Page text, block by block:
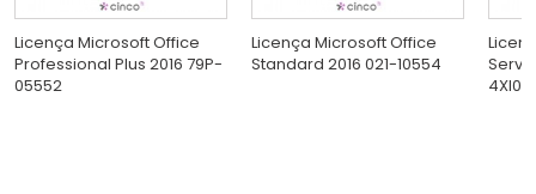
Licença Microsoft Office
Professional Plus 2016 79P-
05552
Licença Microsoft Office
Standard 2016 021-10554